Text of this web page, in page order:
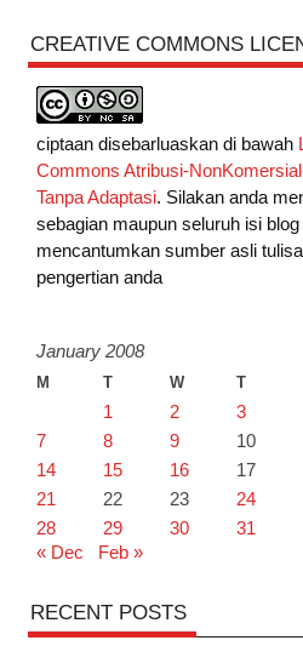
CREATIVE COMMONS
ciptaan disebarluaskan di bawah
Commons Atribusi-
Tanpa Adaptasi. Silakan anda
sebagian maupun seluruh isi
mencantumkan sumber asli
pengertian anda
January 2008
M T W T
1 2 3
7
8 9 10
14
15 16 17
21
22 23 24
28
29 30
31
« Dec
Feb »
RECENT POSTS